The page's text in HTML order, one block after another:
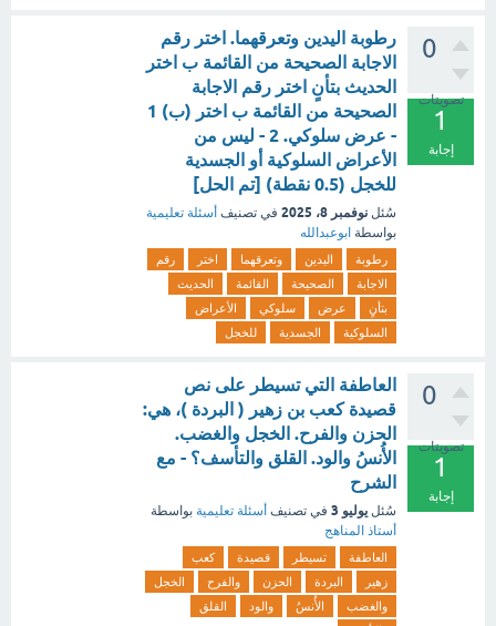
0
تصويتات
1
إجابة
رطوبة اليدين وتعرقهما. اختر رقم
الاجابة الصحيحة من القائمة ب اختر
الحديث بتأنٍ اختر رقم الاجابة
الصحيحة من القائمة ب اختر (ب) 1
- عرض سلوكي. 2 - ليس من
الأعراض السلوكية أو الجسدية
للخجل (0.5 نقطة) [تم الحل]
سُئل نوفمبر 8، 2025 في تصنيف أسئلة تعليمية
بواسطة ابوعبدالله
رطوبة اليدين وتعرقهما اختر
رقم
الاجابة
الصحيحة القائمة
الحديث
بتأنٍ
عرض سلوكي
الأعراض
السلوكية
الجسدية للخجل
0
تصويتات
1
إجابة
العاطفة التي تسيطر على نص
قصيدة كعب بن زهير ( البردة )، هي:
الحزن والفرح. الخجل والغضب.
الأُنسُ والود. القلق والتأسف؟ - مع
الشرح
سُئل يوليو 3 في تصنيف أسئلة تعليمية بواسطة
أستاذ المناهج
العاطفة تسيطر قصيدة
كعب
زهير
البردة الحزن والفرح
الخجل
والغضب
الأُنسُ والود
القلق